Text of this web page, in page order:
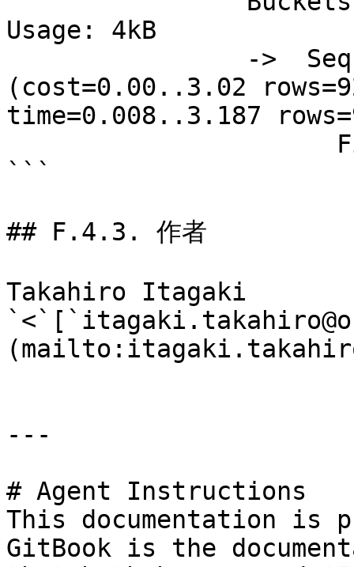
Usage: 4kB
(cost=0.00..3.02
time=0.008..3.187
```
## F.4.3. 作者
Takahiro Itagaki
---
# Agent Instructions
This documentation is
GitBook is the